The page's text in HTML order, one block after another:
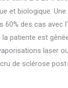
et biologique.
60% des cas avec
patiente est
laser
de sclérose